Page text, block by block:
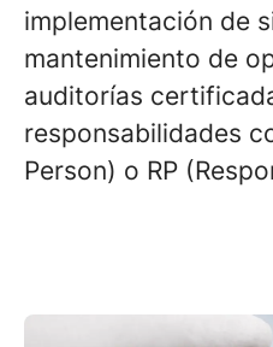
implementación de
mantenimiento de
auditorías
responsabilidades
Person) o RP